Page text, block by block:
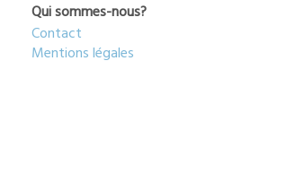
Qui sommes-nous?
Contact
Mentions légales